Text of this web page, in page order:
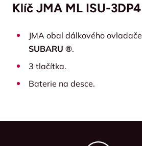
Klíč JMA ML ISU-3DP4
JMA obal dálkového ovladače
SUBARU ®.
3 tlačítka.
Baterie na desce.